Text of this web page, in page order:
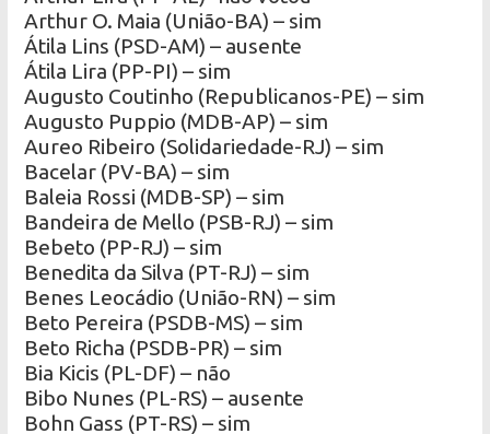
Arthur O. Maia (União-BA) – sim
Átila Lins (PSD-AM) – ausente
Átila Lira (PP-PI) – sim
Augusto Coutinho (Republicanos-PE) – sim
Augusto Puppio (MDB-AP) – sim
Aureo Ribeiro (Solidariedade-RJ) – sim
Bacelar (PV-BA) – sim
Baleia Rossi (MDB-SP) – sim
Bandeira de Mello (PSB-RJ) – sim
Bebeto (PP-RJ) – sim
Benedita da Silva (PT-RJ) – sim
Benes Leocádio (União-RN) – sim
Beto Pereira (PSDB-MS) – sim
Beto Richa (PSDB-PR) – sim
Bia Kicis (PL-DF) – não
Bibo Nunes (PL-RS) – ausente
Bohn Gass (PT-RS) – sim